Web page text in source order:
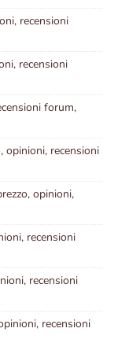
recensioni
recensioni
forum,
opinioni, recensioni
opinioni,
recensioni
recensioni
recensioni